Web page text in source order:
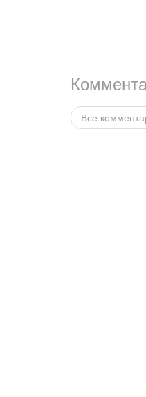
Все